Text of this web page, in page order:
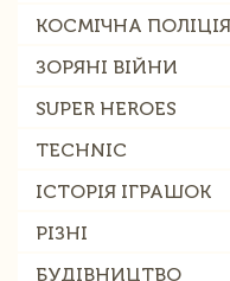
КОСМІЧНА ПОЛІЦІЯ
ЗОРЯНІ ВІЙНИ
SUPER HEROES
TECHNIC
ІСТОРІЯ ІГРАШОК
РІЗНІ
БУДІВНИЦТВО